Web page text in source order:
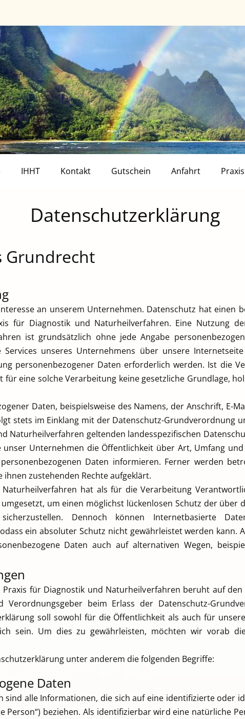
IHHT Kontakt Gutschein Anfahrt
Datenschutzerklärung
Grundrecht
an unserem Unternehmen. Datenschutz hat einen
für Diagnostik und Naturheilverfahren. Eine Nutzung
ist grundsätzlich ohne jede Angabe
unseres Unternehmens über unsere
personenbezogener Daten erforderlich werden. Ist die
eine solche Verarbeitung keine gesetzliche Grundlage,
Daten, beispielsweise des Namens, der Anschrift, E-
stets im Einklang mit der Datenschutz-Grundverordnung
Naturheilverfahren geltenden landesspezifischen
Unternehmen die Öffentlichkeit über Art, Umfang
Daten informieren. Ferner werden
zustehenden Rechte aufgeklärt.
hat als für die Verarbeitung
um einen möglichst lückenlosen Schutz der über
Dennoch können Internetbasierte
ein absoluter Schutz nicht gewährleistet werden kann.
Daten auch auf alternativen Wegen,
für Diagnostik und Naturheilverfahren beruht auf
Verordnungsgeber beim Erlass der Datenschutz-
soll sowohl für die Öffentlichkeit als auch für
sein. Um dies zu gewährleisten, möchten wir vorab
unter anderem die folgenden Begriffe:
Daten
sind alle Informationen, die sich auf eine identifizierte oder
Person“) beziehen. Als identifizierbar wird eine natürliche